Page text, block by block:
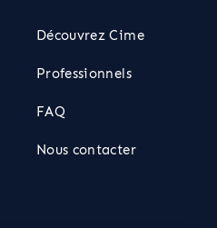
Découvrez Cime
Professionnels
FAQ
Nous contacter